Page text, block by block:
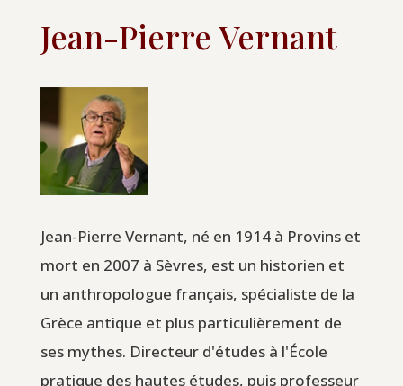
Jean-Pierre Vernant
Jean-Pierre Vernant, né en 1914 à Provins et
mort en 2007 à Sèvres, est un historien et
un anthropologue français, spécialiste de la
Grèce antique et plus particulièrement de
ses mythes. Directeur d'études à l'École
pratique des hautes études, puis professeur